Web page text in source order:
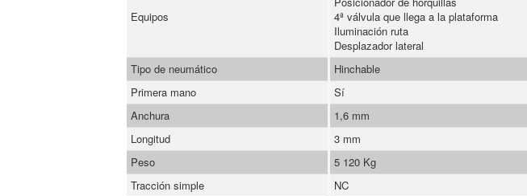
Equipos
4ª válvula que llega a la plataforma
Iluminación ruta
Desplazador lateral
Tipo de neumático
Hinchable
Primera mano
Sí
Anchura
1,6 mm
Longitud
3 mm
Peso
5 120 Kg
Tracción simple
NC